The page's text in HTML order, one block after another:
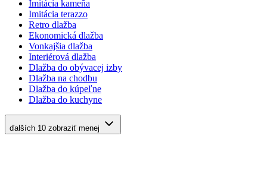
Imitácia kameňa
Imitácia terazzo
Retro dlažba
Ekonomická dlažba
Vonkajšia dlažba
Interiérová dlažba
Dlažba do obývacej izby
Dlažba na chodbu
Dlažba do kúpeľne
Dlažba do kuchyne
ďalších 10 zobraziť menej